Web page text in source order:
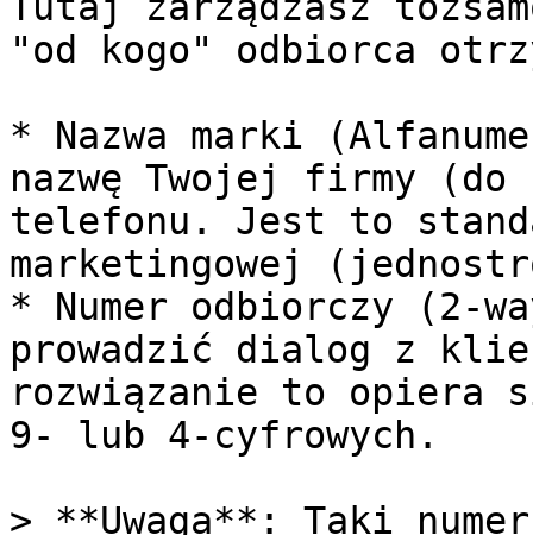
"od kogo" odbiorca
* Nazwa marki
nazwę Twojej firmy (do
telefonu. Jest to
marketingowej
* Numer odbiorczy (2-
prowadzić dialog z
rozwiązanie to opiera
9- lub 4-cyfrowych.
> **Uwaga**: Taki